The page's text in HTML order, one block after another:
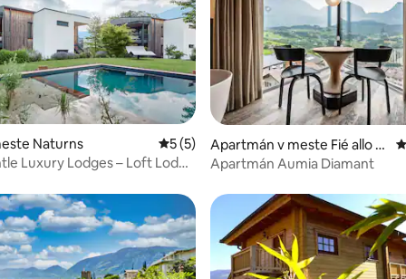
5 z 5, počet hodnotení: 4
Naturns Priemerné ohodnotenie 5 z 5, počet
5 (5)
Luxury Lodges – Loft Lodge
Apartmán v meste Fié allo S
ciliar
Apartmán Aumia Diamant